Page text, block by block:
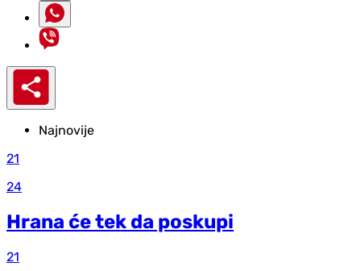
Najnovije
21
24
Hrana će tek da poskupi
21